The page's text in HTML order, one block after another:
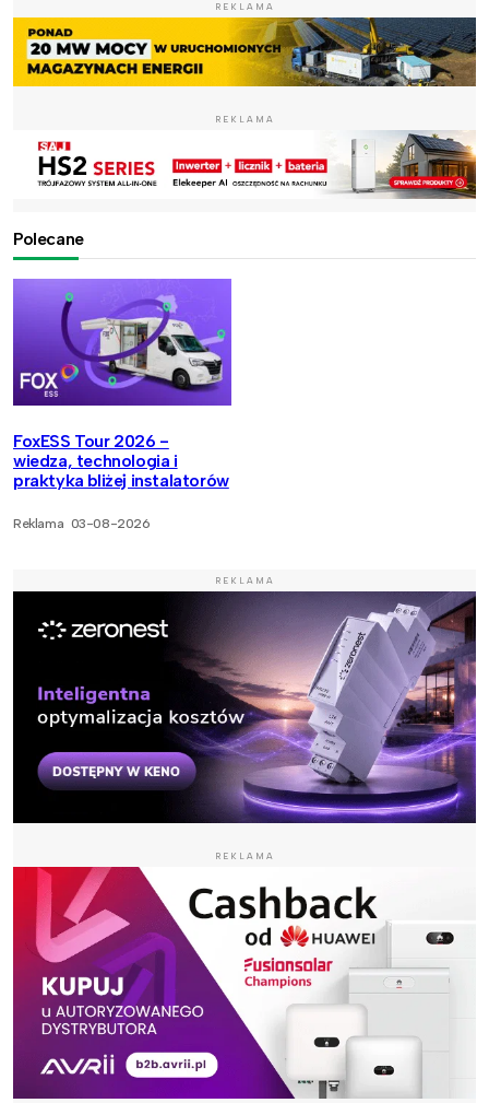
REKLAMA
REKLAMA
Polecane
FoxESS Tour 2026 -
wiedza, technologia i
praktyka bliżej instalatorów
Reklama 03-08-2026
REKLAMA
REKLAMA